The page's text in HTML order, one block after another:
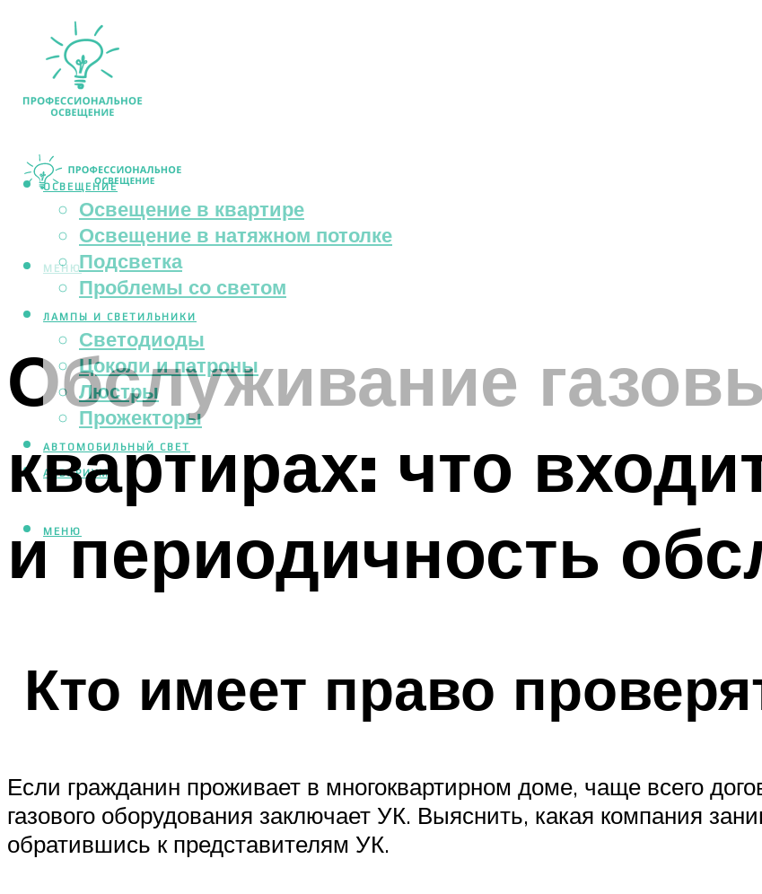
ОСВЕЩЕНИЕ
Освещение в квартире
Освещение в натяжном потолке
Подсветка
Проблемы со светом
ЛАМПЫ И СВЕТИЛЬНИКИ
Светодиоды
Цоколи и патроны
Люстры
Прожекторы
АВТОМОБИЛЬНЫЙ СВЕТ
АКВАРИУМ
МЕНЮ
МЕНЮ
Обслуживание
квартирах: что
и периодичность
Кто имеет право
Если гражданин проживает в многоквартирном доме, чаще всего
газового оборудования заключает УК. Выяснить, какая компания
обратившись к представителям УК.